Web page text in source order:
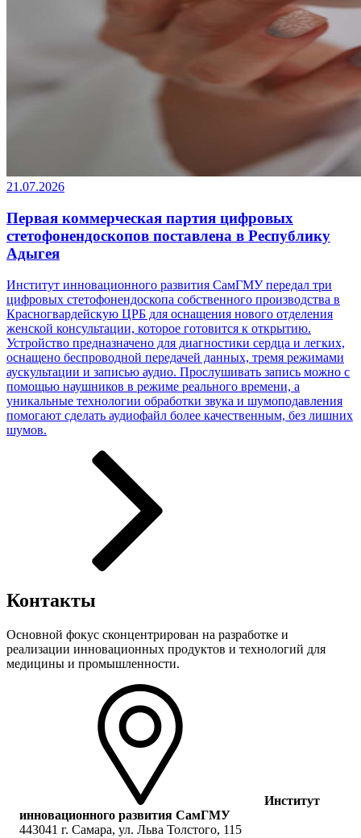
21.07.2026
Первая коммерческая партия цифровых
стетофонендоскопов поставлена в Республику
Адыгея
Институт инновационного развития СамГМУ передал три
цифровых стетофонендоскопа собственного производства в
Красногвардейскую ЦРБ для оснащения нового отделения
женской консультации, которое готовится к открытию.
Устройство предназначено для диагностики сердца и легких,
оснащено беспроводной передачей данных, тремя режимами
аускультации и записью аудио. Прослушивать запись можно с
помощью наушников в режиме реального времени, а
уникальные технологии обработки звука и шумоподавления
помогают сделать аудиофайл более качественным, без лишних
шумов.
Контакты
Основной фокус сконцентрирован на разработке и
реализации инновационных продуктов и технологий для
медицины и промышленности.
Институт
инновационного развития СамГМУ
443041 г. Самара, ул. Льва Толстого, 115